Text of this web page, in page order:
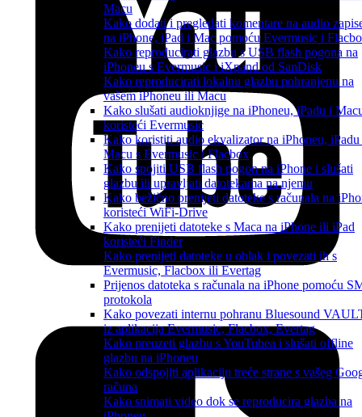
Macu
Kako dodati i pregledati komentare na audio
na iPhone, iPad i Mac pomoću Evermusic i
Kako reproducirati glazbu s USB flash pogona na
iPhoneu s Evermusic i iXpand od SanDisk
Kako reproducirati lokalnu glazbu pohranjenu na
vašem iPhoneu ili Macu
Kako slušati audioknjige na iPhoneu, iPadu i
koristeći Evermusic
Kako koristiti audio ekvalizator na iPhoneu,
Macu s Evermusic i Flacbox
Kako spojiti USB flash pogon na iPhone i slušati
glazbu ili upravljati datotekama na njemu
Kako bežično prenijeti datoteke s računala na
koristeći WiFi-Drive
Kako prenijeti datoteke s Maca na iPhone ili iPad
koristeći Finder
Kako prenijeti datoteke u oblak i povezati ih s
Evermusic, Flacbox ili Evertag
Prijenos datoteka s računala na iPhone pomoću
protokola
Kako povezati internu pohranu Bluesound
iz aplikacija Evermusic, Flacbox, Evertag
Kako preuzeti glazbu s YouTubea i slušati offline
glazbu na iPhoneu
Kako odspojiti aplikaciju treće strane s vašeg
računa
Kako snimati video dok se reproducira glazba na